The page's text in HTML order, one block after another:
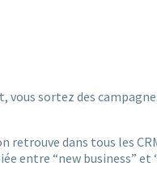
sortez des
retrouve dans tous les
entre “new business” et